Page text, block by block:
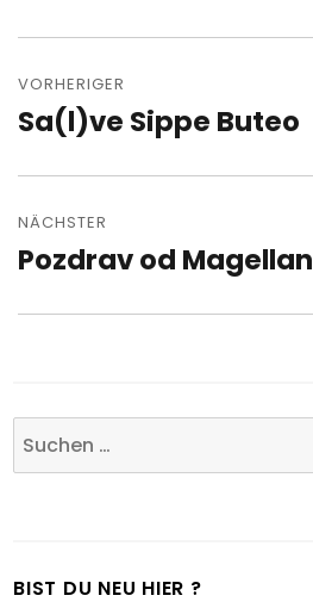
VORHERIGER
Vorheriger
Sa(l)ve Sippe Buteo
NÄCHSTER
Nächster
Pozdrav od Magellan
Suchen
nach:
BIST DU NEU HIER ?